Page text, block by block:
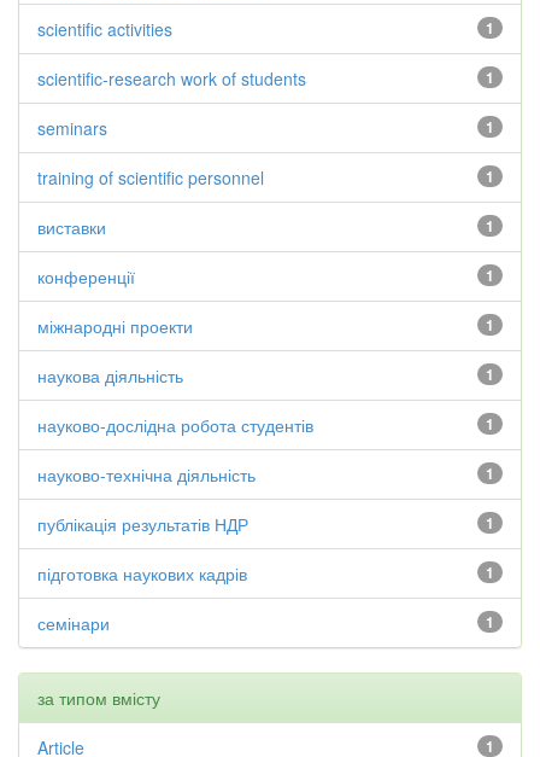
1
scientific activities
1
scientific-research work of students
1
seminars
1
training of scientific personnel
1
виставки
1
конференції
1
міжнародні проекти
1
наукова діяльність
1
науково-дослідна робота студентів
1
науково-технічна діяльність
1
публікація результатів НДР
1
підготовка наукових кадрів
1
семінари
за типом вмісту
1
Article